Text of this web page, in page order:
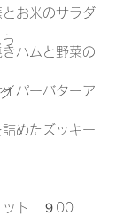
お米のサラダ
ハムと野菜の
パーバターア
めたズッキー
ット　９00